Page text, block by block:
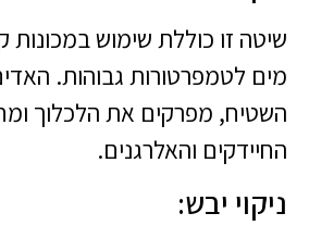
שיטה זו כוללת שימוש
מים לטמפרטורות גבוהות.
השטיח, מפרקים את הלכלוך
החיידקים והאלרגנים.
ניקוי יבש: